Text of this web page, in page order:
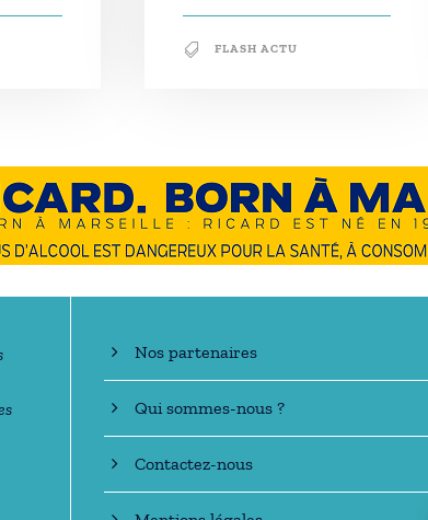
FLASH ACTU
En savoir +
Nos partenaires
Qui sommes-nous ?
Contactez-nous